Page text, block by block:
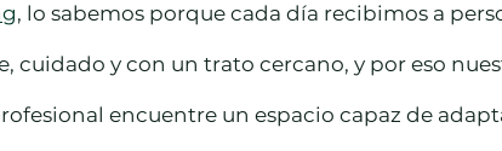
, lo sabemos porque cada día recibimos a
cuidado y con un trato cercano, y por eso
encuentre un espacio capaz de